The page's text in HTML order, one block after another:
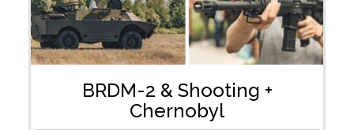
BRDM-2 & Shooting +
Chernobyl